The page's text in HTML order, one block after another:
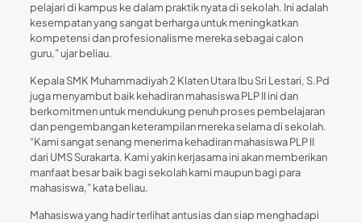
pelajari di kampus ke dalam praktik nyata di sekolah. Ini adalah
kesempatan yang sangat berharga untuk meningkatkan
kompetensi dan profesionalisme mereka sebagai calon
guru,” ujar beliau.
Kepala SMK Muhammadiyah 2 Klaten Utara Ibu Sri Lestari, S.Pd
juga menyambut baik kehadiran mahasiswa PLP II ini dan
berkomitmen untuk mendukung penuh proses pembelajaran
dan pengembangan keterampilan mereka selama di sekolah.
“Kami sangat senang menerima kehadiran mahasiswa PLP II
dari UMS Surakarta. Kami yakin kerjasama ini akan memberikan
manfaat besar baik bagi sekolah kami maupun bagi para
mahasiswa,” kata beliau.
Mahasiswa yang hadir terlihat antusias dan siap menghadapi